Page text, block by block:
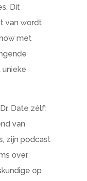
Dit
van wordt
met
Date zélf:
van
zijn podcast
over
op